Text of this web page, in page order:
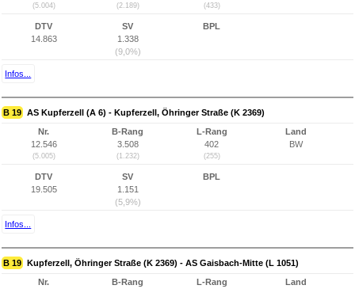
(5.004) (2.189) (433)
DTV
14.863
SV
1.338
(9,0%)
BPL
Infos...
B 19 AS Kupferzell (A 6) - Kupferzell, Öhringer Straße (K 2369)
Nr.
12.546
(5.005)
B-Rang
3.508
(1.232)
L-Rang
402
(255)
Land
BW
DTV
19.505
SV
1.151
(5,9%)
BPL
Infos...
B 19 Kupferzell, Öhringer Straße (K 2369) - AS Gaisbach-Mitte (L 1051)
Nr.
B-Rang
L-Rang
Land